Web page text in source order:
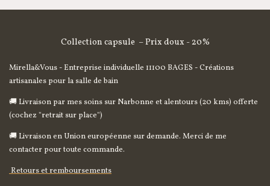
Collection capsule – Prix doux - 20%
Mirella&Vous - Entreprise individuelle 11100 BAGES -Créations
artisanales pour la salle de bain
🚚 Livraison par mes soins sur Narbonne et alentours (20 kms) offerte
(cochez "retrait sur place")
🚚 Livraison en Union européenne sur demande. Merci de me
contacter pour toute commande.
Retours et remboursements